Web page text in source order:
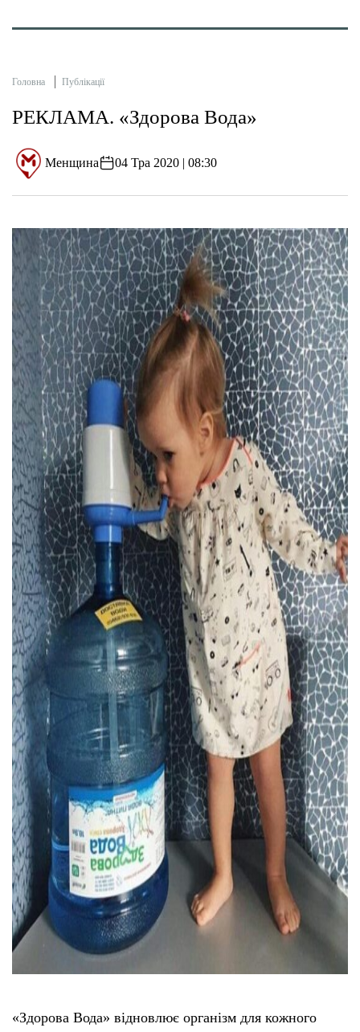
Головна Публікації
РЕКЛАМА. «Здорова Вода»
Менщина 04 Тра 2020 | 08:30
«Здорова Вода» відновлює організм для кожного